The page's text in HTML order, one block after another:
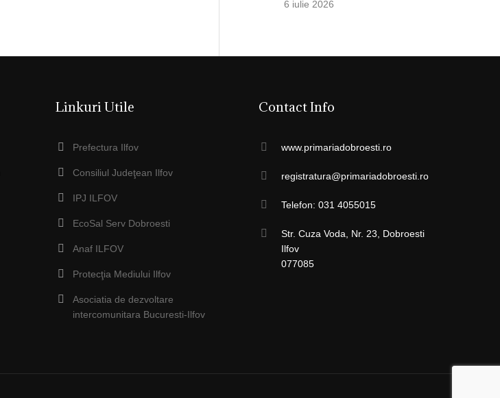
6 iulie 2026
Linkuri Utile
Prefectura Ilfov
Consiliul Judeţean Ilfov
IPJ ILFOV
EcoSal Serv Dobroesti
Anaf ILFOV
Protecţia Mediului Ilfov
Asociatia de dezvoltare
intercomunitara Bucuresti-Ilfov
Contact Info
www.primariadobroesti.ro
registratura@primariadobroesti.ro
Telefon: 031 4055015
Str. Cuza Voda, Nr. 23, Dobroesti
Ilfov
077085